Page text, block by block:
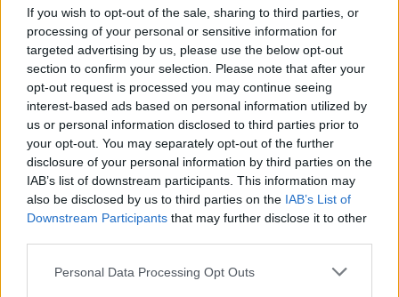
If you wish to opt-out of the sale, sharing to third parties, or
processing of your personal or sensitive information for
targeted advertising by us, please use the below opt-out
section to confirm your selection. Please note that after your
opt-out request is processed you may continue seeing
interest-based ads based on personal information utilized by
us or personal information disclosed to third parties prior to
your opt-out. You may separately opt-out of the further
disclosure of your personal information by third parties on the
IAB’s list of downstream participants. This information may
also be disclosed by us to third parties on the IAB’s List of
Downstream Participants that may further disclose it to other
Personal Data Processing Opt Outs
ΕΕ σε Τουρκία για τον
αποκλεισμό Κύπρου από
την COP31:«Είμαστε μια
Ένωση των 27, τελεία και
παύλα»
26/06/2026 - 10:13
Ακυρώσεις 100 και πλέον
πτήσεων στην Ιαπωνία
καθώς πλησιάζουν
καταιγίδες
26/06/2026 - 12:21